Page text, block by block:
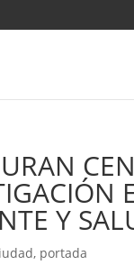
Y
, portada